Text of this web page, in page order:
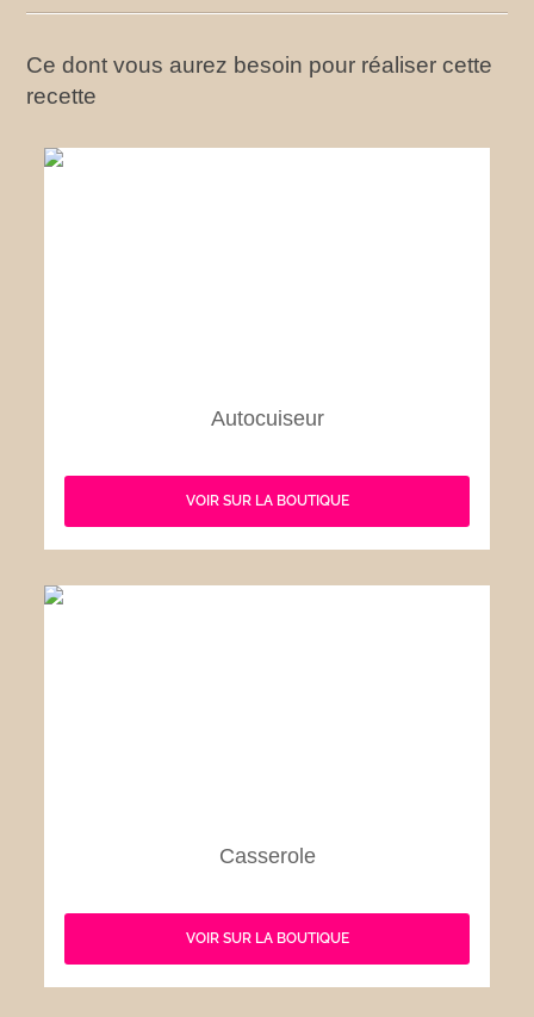
Ce dont vous aurez besoin pour réaliser cette
recette
Autocuiseur
VOIR SUR LA BOUTIQUE
Casserole
VOIR SUR LA BOUTIQUE